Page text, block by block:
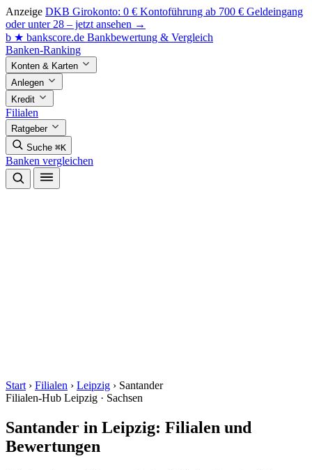
Anzeige DKB Girokonto: 0 € Kontoführung ab 700 € Geldeingang
oder unter 28 – jetzt ansehen →
b ★ bankscore.de Bankbewertung & Vergleich
Banken-Ranking
Konten & Karten
Anlegen
Kredit
Filialen
Ratgeber
Suche ⌘K
Banken vergleichen
Start › Filialen › Leipzig › Santander
Filialen-Hub Leipzig · Sachsen
Santander in Leipzig: Filialen und
Bewertungen